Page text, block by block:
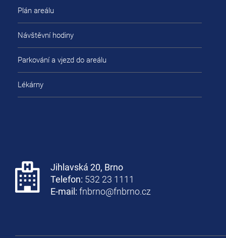
Plán areálu
Návštěvní hodiny
Parkování a vjezd do areálu
Lékárny
Jihlavská 20, Brno
Telefon: 532 23 1111
E-mail: fnbrno@fnbrno.cz